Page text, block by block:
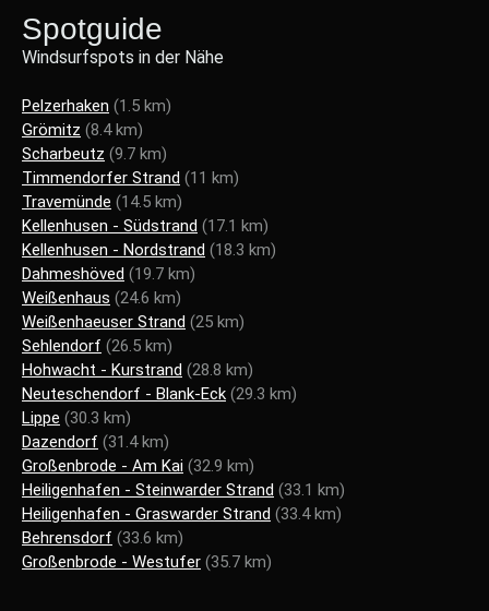
Spotguide
Windsurfspots in der Nähe
Pelzerhaken (1.5 km)
Grömitz (8.4 km)
Scharbeutz (9.7 km)
Timmendorfer Strand (11 km)
Travemünde (14.5 km)
Kellenhusen - Südstrand (17.1 km)
Kellenhusen - Nordstrand (18.3 km)
Dahmeshöved (19.7 km)
Weißenhaus (24.6 km)
Weißenhaeuser Strand (25 km)
Sehlendorf (26.5 km)
Hohwacht - Kurstrand (28.8 km)
Neuteschendorf - Blank-Eck (29.3 km)
Lippe (30.3 km)
Dazendorf (31.4 km)
Großenbrode - Am Kai (32.9 km)
Heiligenhafen - Steinwarder Strand (33.1 km)
Heiligenhafen - Graswarder Strand (33.4 km)
Behrensdorf (33.6 km)
Großenbrode - Westufer (35.7 km)